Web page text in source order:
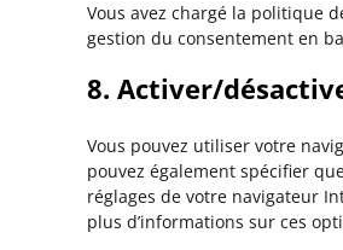
Vous avez chargé la politique
gestion du consentement en
8. Activer/
Vous pouvez utiliser votre
pouvez également spécifier
réglages de votre navigateur
plus d’informations sur ces